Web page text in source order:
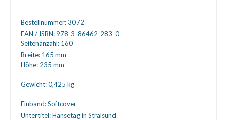
Bestellnummer:3072
EAN / ISBN:978-3-86462-283-0
Seitenanzahl: 160
Breite: 165 mm
Höhe: 235 mm
Gewicht:0,425 kg
Einband:Softcover
Untertitel:Hansetag in Stralsund